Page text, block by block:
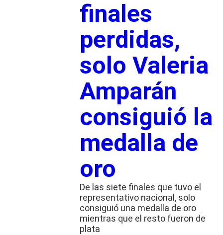
finales
perdidas,
solo Valeria
Amparán
consiguió la
medalla de
oro
De las siete finales que tuvo el
representativo nacional, solo
consiguió una medalla de oro
mientras que el resto fueron de
plata